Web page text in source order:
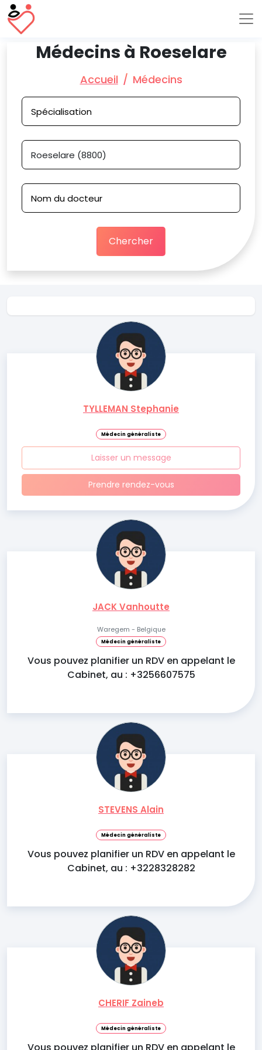
Médecins à Roeselare
Accueil Médecins
Chercher
TYLLEMAN Stephanie
Médecin généraliste
Laisser un message
Prendre rendez-vous
JACK Vanhoutte
Waregem - Belgique
Médecin généraliste
Vous pouvez planifier un RDV en appelant le
Cabinet, au : +3256607575
STEVENS Alain
Médecin généraliste
Vous pouvez planifier un RDV en appelant le
Cabinet, au : +3228328282
CHERIF Zaineb
Médecin généraliste